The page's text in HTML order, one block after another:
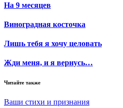
На 9 месяцев
Виноградная косточка
Лишь тебя я хочу целовать
Жди меня, и я вернусь…
Читайте также
Ваши стихи и признания